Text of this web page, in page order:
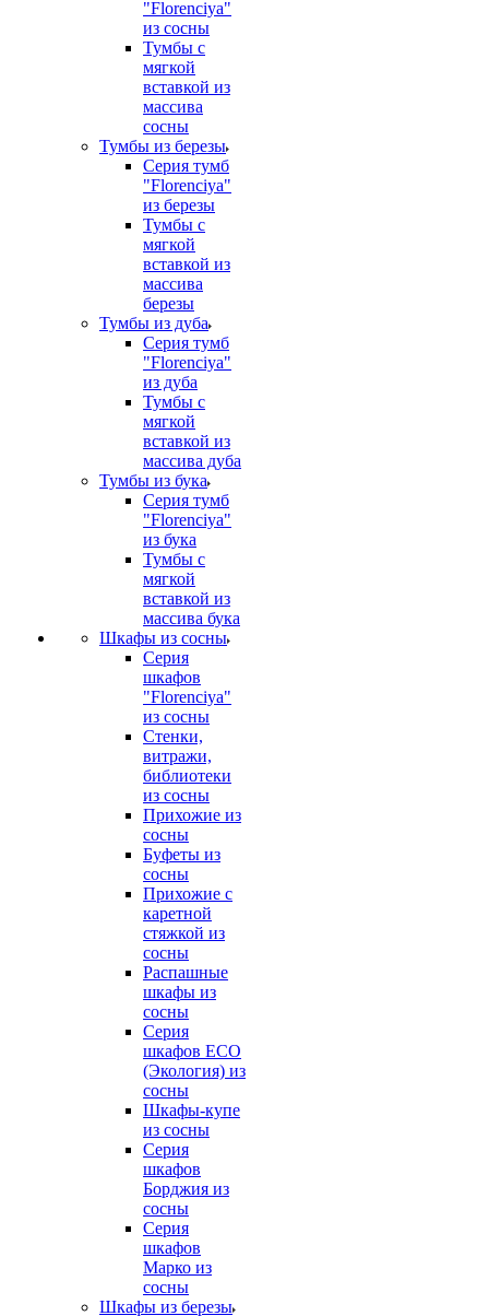
"Florenciya"
из сосны
Тумбы с
мягкой
вставкой из
массива
сосны
Тумбы из березы
Серия тумб
"Florenciya"
из березы
Тумбы с
мягкой
вставкой из
массива
березы
Тумбы из дуба
Серия тумб
"Florenciya"
из дуба
Тумбы с
мягкой
вставкой из
массива дуба
Тумбы из бука
Серия тумб
"Florenciya"
из бука
Тумбы с
мягкой
вставкой из
массива бука
Шкафы из сосны
Серия
шкафов
"Florenciya"
из сосны
Стенки,
витражи,
библиотеки
из сосны
Прихожие из
сосны
Буфеты из
сосны
Прихожие с
каретной
стяжкой из
сосны
Распашные
шкафы из
сосны
Серия
шкафов ECO
(Экология) из
сосны
Шкафы-купе
из сосны
Серия
шкафов
Борджия из
сосны
Серия
шкафов
Марко из
сосны
Шкафы из березы